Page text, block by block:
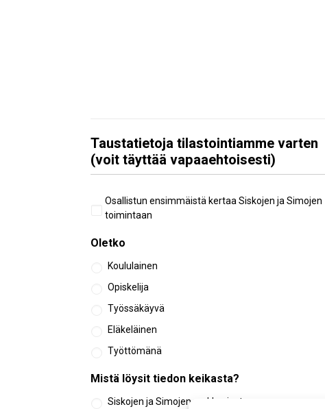
Taustatietoja tilastointiamme varten
(voit täyttää vapaaehtoisesti)
Aiempi
osallistuminen
Osallistun ensimmäistä kertaa Siskojen ja Simojen
toimintaan
Oletko
Koululainen
Opiskelija
Työssäkäyvä
Eläkeläinen
Työttömänä
Mistä löysit tiedon keikasta?
Siskojen ja Simojen verkkosivut